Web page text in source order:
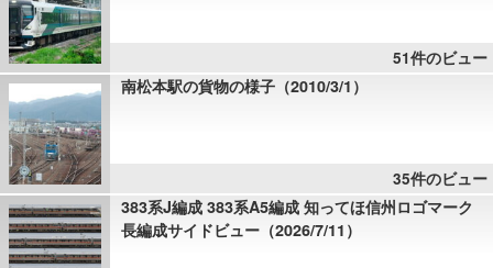
51件のビュー
南松本駅の貨物の様子（2010/3/1）
35件のビュー
383系J編成 383系A5編成 知ってほ信州ロゴマーク
長編成サイドビュー（2026/7/11）